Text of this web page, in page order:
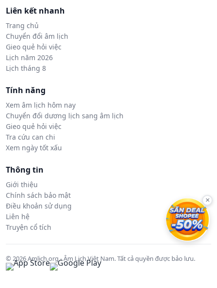
Liên kết nhanh
Trang chủ
Chuyển đổi âm lịch
Gieo quẻ hỏi việc
Lịch năm 2026
Lịch tháng 8
Tính năng
Xem âm lịch hôm nay
Chuyển đổi dương lịch sang âm lịch
Gieo quẻ hỏi việc
Tra cứu can chi
Xem ngày tốt xấu
Thông tin
Giới thiệu
Chính sách bảo mật
Điều khoản sử dụng
Liên hệ
Truyện cổ tích
© 2026 Amlich.org - Âm Lịch Việt Nam. Tất cả quyền được bảo lưu.
×